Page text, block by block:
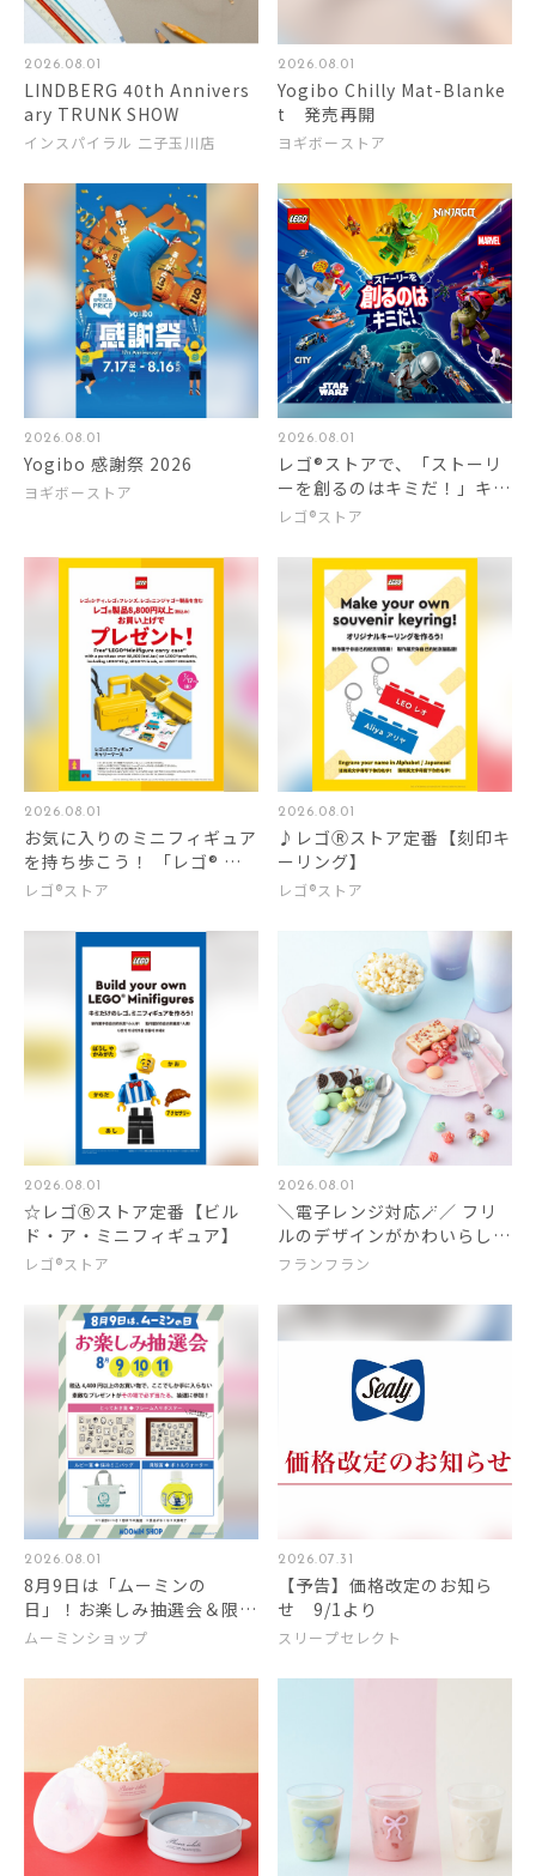
2026.08.01
LINDBERG 40th Annivers
ary TRUNK SHOW
インスパイラル 二子玉川店
2026.08.01
Yogibo Chilly Mat-Blanke
t 発売再開
ヨギボーストア
2026.08.01
Yogibo 感謝祭 2026
ヨギボーストア
2026.08.01
レゴ®ストアで、「ストーリ
ーを創るのはキミだ！」キャ
ンペーン開始
レゴ®ストア
2026.08.01
お気に入りのミニフィギュア
を持ち歩こう！ 「レゴ® ミ
ニフィギュアキャリーケー
レゴ®ストア
2026.08.01
♪レゴⓇストア定番【刻印キ
ーリング】
レゴ®ストア
2026.08.01
☆レゴⓇストア定番【ビル
ド・ア・ミニフィギュア】
レゴ®ストア
2026.08.01
＼電子レンジ対応🪄／ フリ
ルのデザインがかわいらしい
樹脂製のプレートとボウルを
フランフラン
2026.08.01
8月9日は「ムーミンの
日」！お楽しみ抽選会＆限定
商品♪
ムーミンショップ
2026.07.31
【予告】価格改定のお知ら
せ 9/1より
スリープセレクト